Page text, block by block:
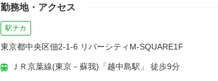
勤務地・アクセス
駅チカ
東京都中央区佃2-1-6 リバーシティM-SQUARE1F
ＪＲ京葉線(東京－蘇我)「越中島駅」 徒歩9分